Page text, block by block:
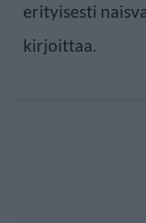
erityisesti
kirjoittaa.